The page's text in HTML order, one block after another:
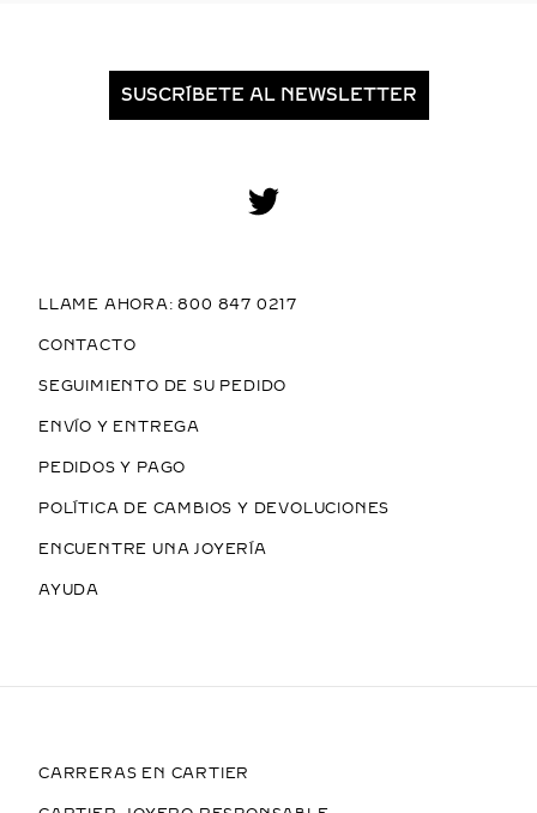
SUSCRÍBETE AL NEWSLETTER
LLAME AHORA: 800 847 0217
CONTACTO
SEGUIMIENTO DE SU PEDIDO
ENVÍO Y ENTREGA
PEDIDOS Y PAGO
POLÍTICA DE CAMBIOS Y DEVOLUCIONES
ENCUENTRE UNA JOYERÍA
AYUDA
CARRERAS EN CARTIER